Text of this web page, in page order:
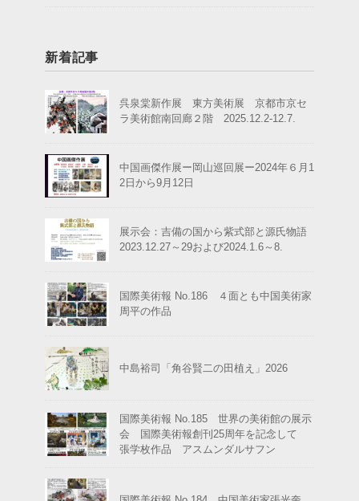
新着記事
呉泉棠新作展 東方美術展 京都市京セ
ラ美術館南回廊２階 2025.12.2-12.7.
中国画傑作展ー岡山巡回展ー2024年６月1
2日から9月12日
展示会：吉備の国から紫式部と源氏物語
2023.12.27～29および2024.1.6～8.
国際美術報 No.186 ４面とも中国美術家
周平の作品
中島裕司「角谷賢二の田植え」2026
国際美術報 No.185 世界の美術館の展示
会 国際美術報創刊25周年を記念して
張学枚作品 アスムンダルサフン